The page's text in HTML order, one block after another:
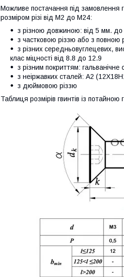
Можливе постачання під замовлення
розміром різі від М2 до М24:
з різною довжиною: від 5 мм.
з частковою різзю або з повною
з різних середньовуглецевих,
клас міцності від 8.8 до 12.9
з різним покриттям:
з неіржавких сталей: А2
з дюймовою різзю
Таблиця розмірів гвинтів із